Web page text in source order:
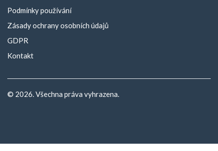
Podmínky používání
Zásady ochrany osobních údajů
GDPR
Kontakt
© 2026. Všechna práva vyhrazena.